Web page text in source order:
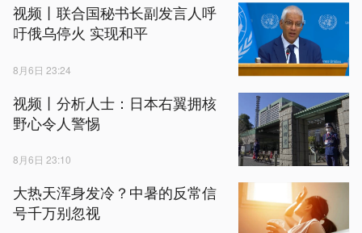
视频丨联合国秘书长副发言人呼
吁俄乌停火 实现和平
8月6日 23:24
视频丨分析人士：日本右翼拥核
野心令人警惕
8月6日 23:10
大热天浑身发冷？中暑的反常信
号千万别忽视